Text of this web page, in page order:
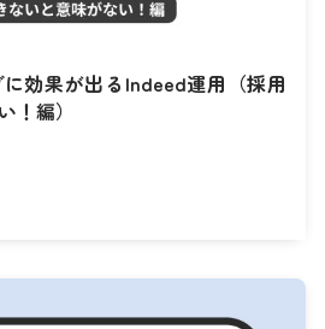
効果が出るIndeed運用（採用
！編）